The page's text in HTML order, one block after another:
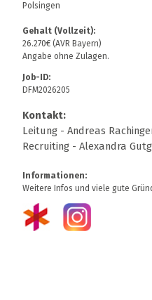
Polsingen
Gehalt (Vollzeit):
26.270€ (AVR Bayern)
Angabe ohne Zulagen.
Job-ID:
DFM2026205
Kontakt:
Leitung - Andreas
Recruiting - Alexandra
Informationen:
Weitere Infos und viele gute